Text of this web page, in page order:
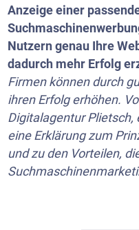
Anzeige einer
Nutzern genau Ihre
dadurch mehr Erfolg
Firmen können durch
ihren Erfolg erhöhen.
Digitalagentur Plietsch,
eine Erklärung zum
und zu den Vorteilen,